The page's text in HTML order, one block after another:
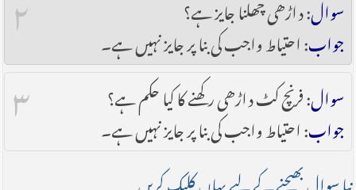
سوال: داڑھی چھلنا جایز ہے؟
جواب: احتیاط واجب کی بنا پر جایز نہیں ہے۔
۳ سوال: فرنچ کٹ داڑھی رکھنے کا کیا حکم ہے؟
جواب: احتیاط واجب کی بنا پر جایز نہیں ہے۔
نیا سوال بھیجنے کے لیے یہاں کلیک کریں